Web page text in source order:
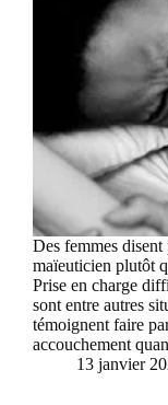
Des femmes
maïeuticien plutôt
Prise en charge
sont entre autres
témoignent faire
accouchement
13 janvier